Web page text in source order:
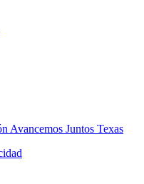
Avancemos Juntos Texas